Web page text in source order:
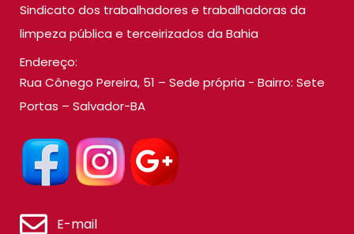
Sindicato dos trabalhadores e trabalhadoras da
limpeza pública e terceirizados da Bahia
Endereço:
Rua Cônego Pereira, 51 – Sede própria - Bairro: Sete
Portas – Salvador-BA
E-mail